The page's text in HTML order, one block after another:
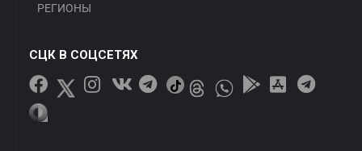
РЕГИОНЫ
СЦК В СОЦСЕТЯХ